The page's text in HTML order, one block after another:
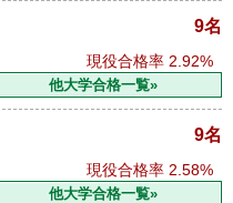
9名
現役合格率 2.92%
他大学合格一覧»
9名
現役合格率 2.58%
他大学合格一覧»